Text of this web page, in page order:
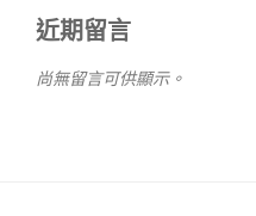
近期留言
尚無留言可供顯示。